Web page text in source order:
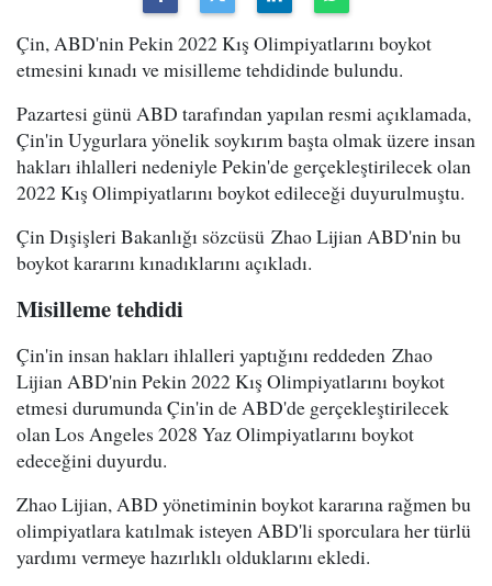
Çin, ABD'nin Pekin 2022 Kış Olimpiyatlarını boykot
etmesini kınadı ve misilleme tehdidinde bulundu.
Pazartesi günü ABD tarafından yapılan resmi açıklamada,
Çin'in Uygurlara yönelik soykırım başta olmak üzere insan
hakları ihlalleri nedeniyle Pekin'de gerçekleştirilecek olan
2022 Kış Olimpiyatlarını boykot edileceği duyurulmuştu.
Çin Dışişleri Bakanlığı sözcüsü Zhao Lijian ABD'nin bu
boykot kararını kınadıklarını açıkladı.
Misilleme tehdidi
Çin'in insan hakları ihlalleri yaptığını reddeden Zhao
Lijian ABD'nin Pekin 2022 Kış Olimpiyatlarını boykot
etmesi durumunda Çin'in de ABD'de gerçekleştirilecek
olan Los Angeles 2028 Yaz Olimpiyatlarını boykot
edeceğini duyurdu.
Zhao Lijian, ABD yönetiminin boykot kararına rağmen bu
olimpiyatlara katılmak isteyen ABD'li sporculara her türlü
yardımı vermeye hazırlıklı olduklarını ekledi.